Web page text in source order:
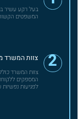
בעל רקע עשיר
המשפטים
2 צוות המשרד
צוות המשרד
המספקים
לפגיעות